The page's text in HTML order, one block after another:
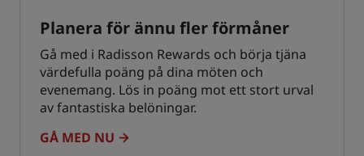
Planera för ännu fler förmåner
Gå med i Radisson Rewards och börja tjäna
värdefulla poäng på dina möten och
evenemang. Lös in poäng mot ett stort urval
av fantastiska belöningar.
GÅ MED NU